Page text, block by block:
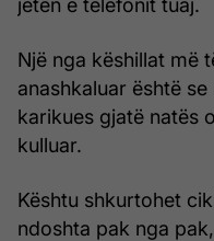
jetën e telefonit tuaj.
Një nga këshillat më
anashkaluar është
karikues gjatë natës
kulluar.
Kështu shkurtohet
ndoshta pak nga